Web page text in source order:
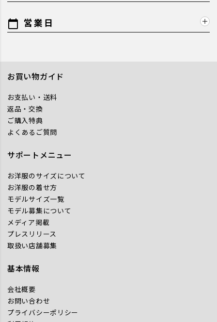
calendar_today 営業日
お買い物ガイド
お支払い・送料
返品・交換
ご購入特典
よくあるご質問
サポートメニュー
お洋服のサイズについて
お洋服の着せ方
モデルサイズ一覧
モデル募集について
メディア掲載
プレスリリース
取扱い店舗募集
基本情報
会社概要
お問い合わせ
プライバシーポリシー